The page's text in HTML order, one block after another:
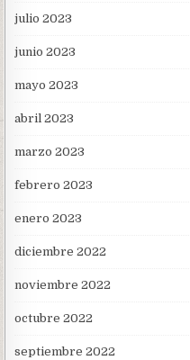
julio 2023
junio 2023
mayo 2023
abril 2023
marzo 2023
febrero 2023
enero 2023
diciembre 2022
noviembre 2022
octubre 2022
septiembre 2022